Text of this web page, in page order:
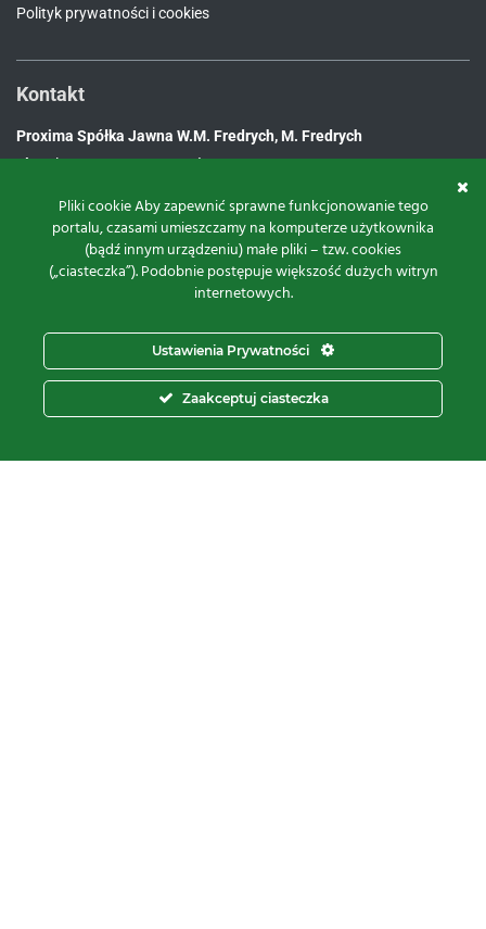
Polityk prywatności i cookies
Kontakt
Proxima Spółka Jawna W.M. Fredrych, M. Fredrych
ul.Polna 23A, 87-100 Toruń
871107806
0000112800
pon – pt.8:00 – 16:00
sprzedaz@proxima.pl
Pliki cookie Aby zapewnić sprawne funkcjonowanie tego
portalu, czasami umieszczamy na komputerze użytkownika
(bądź innym urządzeniu) małe pliki – tzw. cookies
(„ciasteczka”). Podobnie postępuje większość dużych witryn
internetowych.
Zaakceptuj ciasteczka
Ustawienia Prywatności